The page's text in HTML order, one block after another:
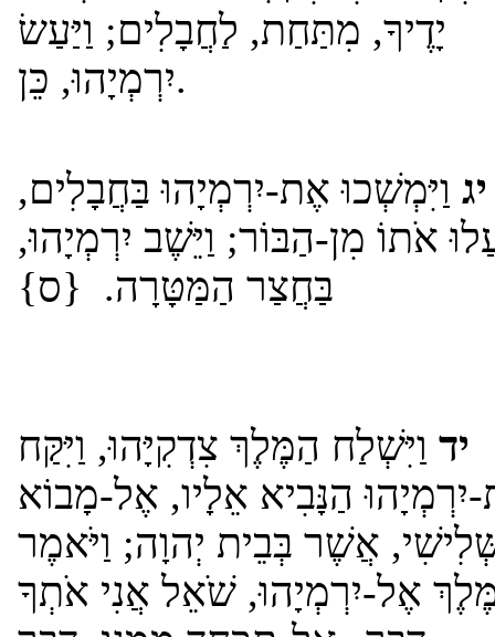
יָדֶיךָ, מִתַּחַת, לַחֲבָלִים; וַיַּעַשׂ
יִרְמְיָהוּ, כֵּן.
יג וַיִּמְשְׁכוּ אֶת-יִרְמְיָהוּ בַּחֲבָלִים,
אֹתוֹ מִן-הַבּוֹר; וַיֵּשֶׁב יִרְמְיָהוּ,
בַּחֲצַר הַמַּטָּרָה. {ס}
יד וַיִּשְׁלַח הַמֶּלֶךְ צִדְקִיָּהוּ, וַיִּקַּח
יִרְמְיָהוּ הַנָּבִיא אֵלָיו, אֶל-מָבוֹא
אֲשֶׁר בְּבֵית יְהוָה; וַיֹּאמֶר
אֶל-יִרְמְיָהוּ, שֹׁאֵל אֲנִי אֹתְךָ